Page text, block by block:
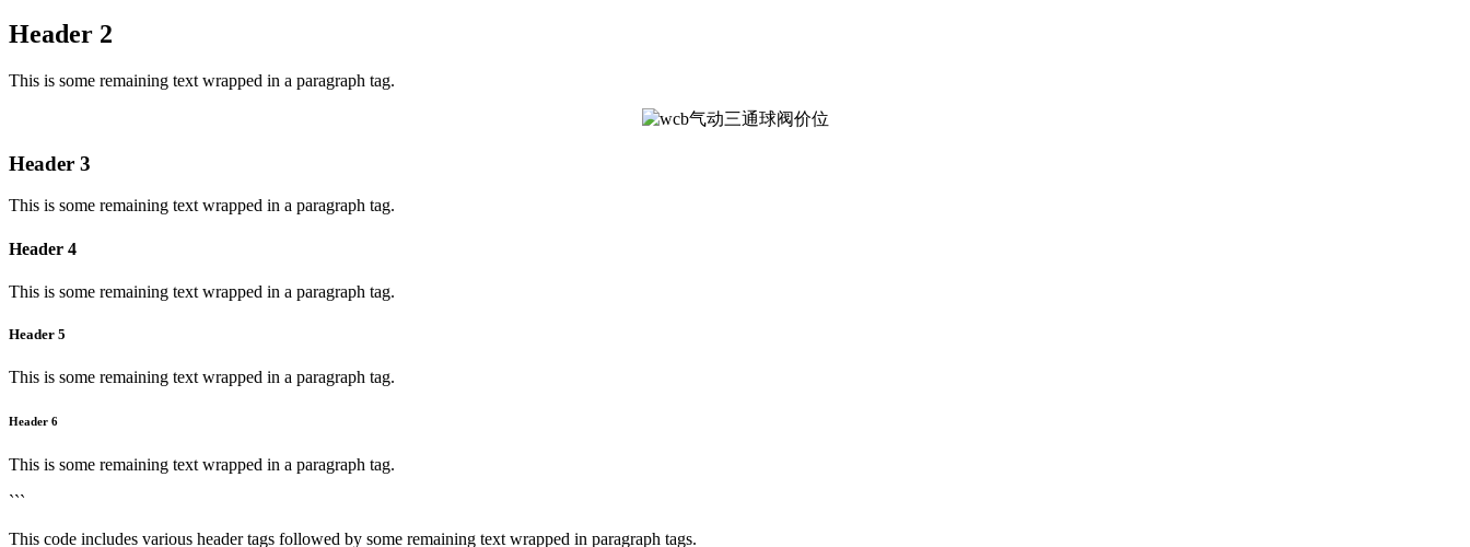
Header 2
This is some remaining text wrapped in a paragraph tag.
Header 3
This is some remaining text wrapped in a paragraph tag.
Header 4
This is some remaining text wrapped in a paragraph tag.
Header 5
This is some remaining text wrapped in a paragraph tag.
Header 6
This is some remaining text wrapped in a paragraph tag.
```
This code includes various header tags followed by some remaining text wrapped in paragraph tags.